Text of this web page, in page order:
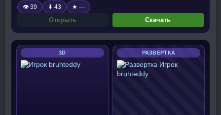
👁 39 ⬇ 43 ★ —
Открыть Скачать
3D РАЗВЕРТКА